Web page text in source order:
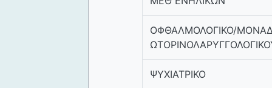
ΟΦΘΑΛΜΟΛΟΓΙΚΟ/
ΨΥΧΙΑΤΡΙΚΟ